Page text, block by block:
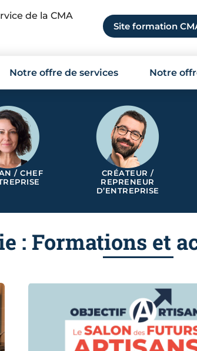
de la CMA
Site formation
Notre offre de services Notre
/ CHEF
CRÉATEUR /
REPRENEUR
D’ENTREPRISE
: Formations et